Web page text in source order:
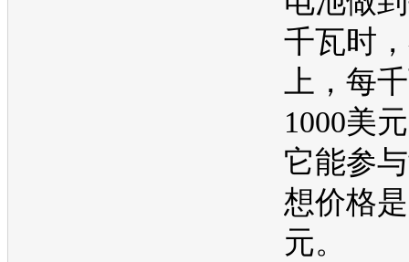
千瓦时
上，每
1000美
它能参
想价格
元。